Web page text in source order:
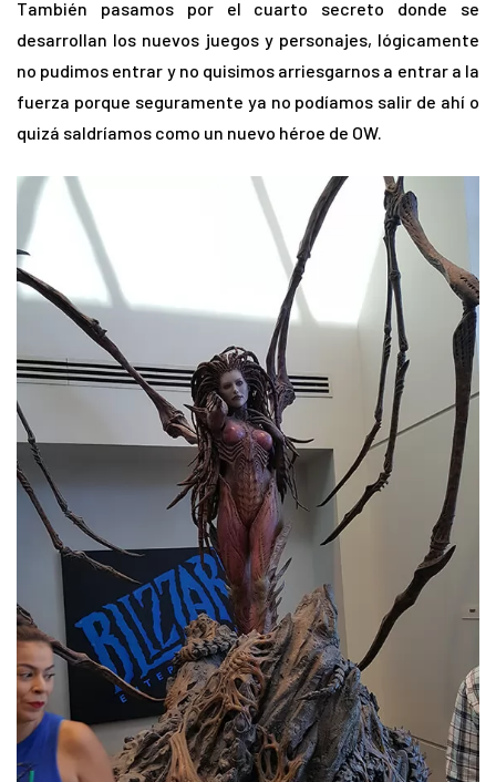
También pasamos por el cuarto secreto donde se
desarrollan los nuevos juegos y personajes, lógicamente
no pudimos entrar y no quisimos arriesgarnos a entrar a la
fuerza porque seguramente ya no podíamos salir de ahí o
quizá saldríamos como un nuevo héroe de OW.